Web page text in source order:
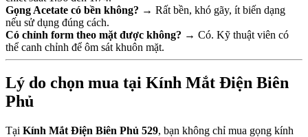
Gọng Acetate có bền không? → Rất bền, khó gãy, ít biến dạng
nếu sử dụng đúng cách.
Có chỉnh form theo mặt được không? → Có. Kỹ thuật viên có
thể canh chỉnh để ôm sát khuôn mặt.
Lý do chọn mua tại Kính Mắt Điện Biên
Phủ
Tại Kính Mắt Điện Biên Phủ 529, bạn không chỉ mua gọng kính